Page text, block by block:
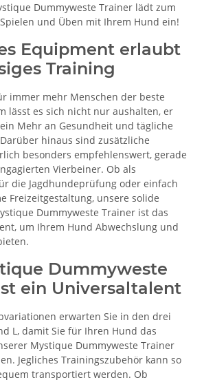
Dummyweste Trainer lädt zum
und Üben mit Ihrem Hund ein!
Equipment erlaubt
Training
immer mehr Menschen der beste
lässt es sich nicht nur aushalten, er
Mehr an Gesundheit und tägliche
hinaus sind zusätzliche
besonders empfehlenswert, gerade
Vierbeiner. Ob als
die Jagdhundeprüfung oder einfach
Freizeitgestaltung, unsere solide
Dummyweste Trainer ist das
um Ihrem Hund Abwechslung und
Dummyweste
ein Universaltalent
erwarten Sie in den drei
L, damit Sie für Ihren Hund das
Mystique Dummyweste Trainer
Jegliches Trainingszubehör kann so
transportiert werden. Ob